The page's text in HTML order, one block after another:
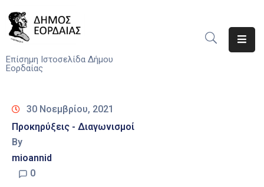
Επίσημη Ιστοσελίδα Δήμου
Εορδαίας
Υπηρεσίες
Του
Δήμου
30 Νοεμβρίου, 2021
Προκηρύξεις - Διαγωνισμοί
By
mioannid
0